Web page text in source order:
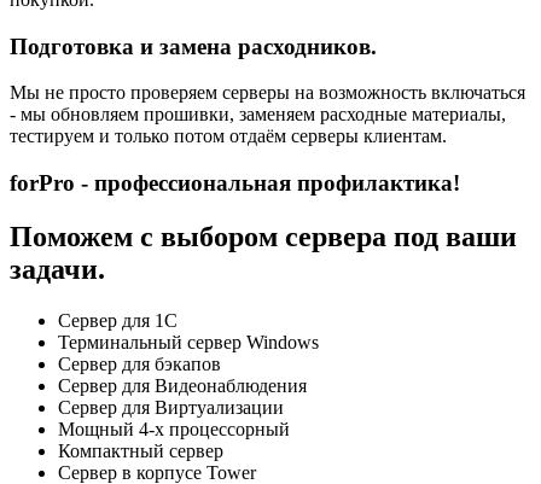
Подготовка и замена расходников.
Мы не просто проверяем серверы на возможность включаться
- мы обновляем прошивки, заменяем расходные материалы,
тестируем и только потом отдаём серверы клиентам.
forPro - профессиональная профилактика!
Поможем с выбором сервера под ваши
задачи.
Сервер для 1С
Терминальный сервер Windows
Сервер для бэкапов
Сервер для Видеонаблюдения
Сервер для Виртуализации
Мощный 4-х процессорный
Компактный сервер
Сервер в корпусе Tower